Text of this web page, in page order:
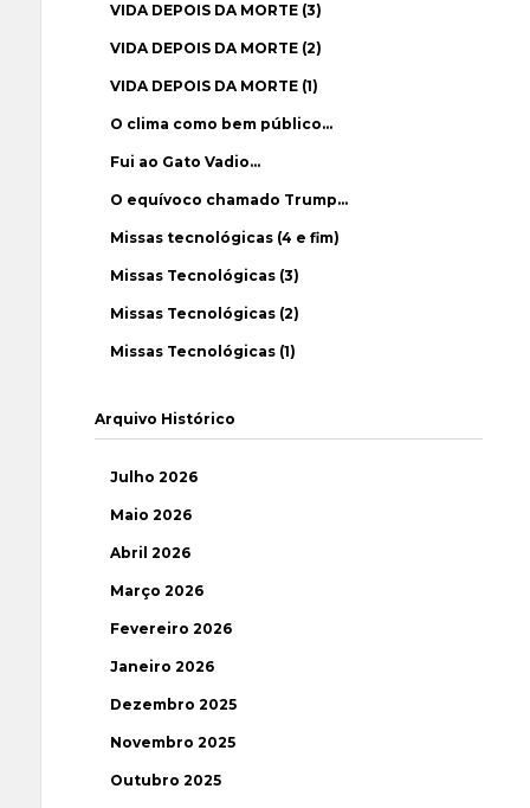
VIDA DEPOIS DA MORTE (3)
VIDA DEPOIS DA MORTE (2)
VIDA DEPOIS DA MORTE (1)
O clima como bem público…
Fui ao Gato Vadio…
O equívoco chamado Trump…
Missas tecnológicas (4 e fim)
Missas Tecnológicas (3)
Missas Tecnológicas (2)
Missas Tecnológicas (1)
Arquivo Histórico
Julho 2026
Maio 2026
Abril 2026
Março 2026
Fevereiro 2026
Janeiro 2026
Dezembro 2025
Novembro 2025
Outubro 2025